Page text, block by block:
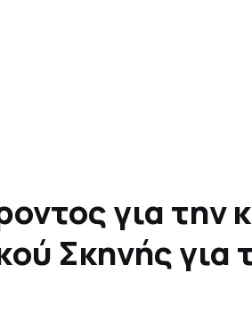
για την
Σκηνής για